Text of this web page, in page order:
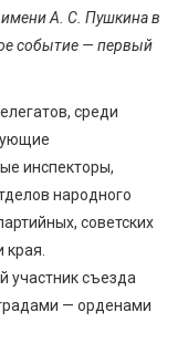
А. С. Пушкина в
событие — первый
среди
инспекторы,
народного
советских
участник съезда
— орденами